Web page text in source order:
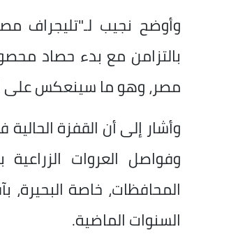
وأوضح نجيب لـ"تليجراف
بالتزامن مع بدء حصاد
مصر، وهو ما سينعكس على
وأشار إلى أن القفزة
وفواصل العروات
المحافظات، خاصة البحيرة،
السنوات الماضية.